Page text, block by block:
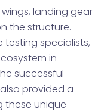
landing gear
the structure.
specialists,
in
successful
provided a
these unique